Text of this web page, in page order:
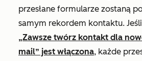
przesłane formularze zostaną
samym rekordem kontaktu.
„Zawsze twórz kontakt dla
mail” jest włączona, każde